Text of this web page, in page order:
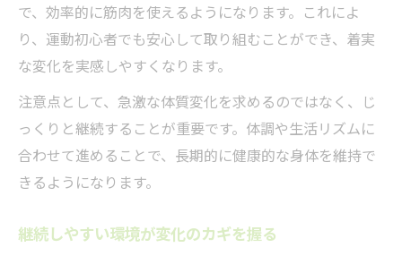
で、効率的に筋肉を使えるようになります。これによ
り、運動初心者でも安心して取り組むことができ、着実
な変化を実感しやすくなります。
注意点として、急激な体質変化を求めるのではなく、じ
っくりと継続することが重要です。体調や生活リズムに
合わせて進めることで、長期的に健康的な身体を維持で
きるようになります。
継続しやすい環境が変化のカギを握る